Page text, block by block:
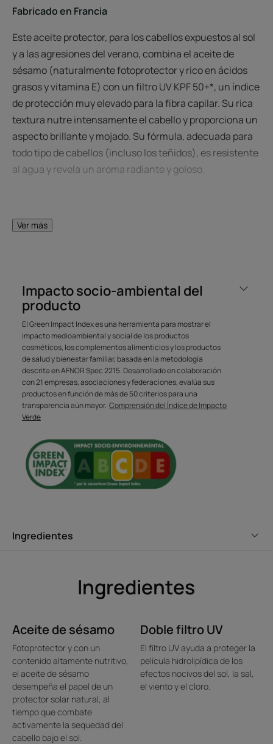
Fabricado en Francia
Este aceite protector, para los cabellos expuestos al sol
y a las agresiones del verano, combina el aceite de
sésamo (naturalmente fotoprotector y rico en ácidos
grasos y vitamina E) con un filtro UV KPF 50+*, un índice
de protección muy elevado para la fibra capilar. Su rica
textura nutre intensamente el cabello y proporciona un
aspecto brillante y mojado. Su fórmula, adecuada para
todo tipo de cabellos (incluso los teñidos), es resistente
al agua y revela un aroma radiante y goloso.
Creado y patentado por René Furterer, el KPF (Keratin
para el cabello.
Beneficios
• Protección solar alta : factor de protección patentado
KPF 50+*.
• Nutrición intensa y acabado brillante : nutre el cabello
durante todo el día, crea un efecto de 'cabello mojado'
brillante y glamuroso.
• Todo tipo de cabello : fórmula adaptada a todo tipo de
cabello, incluso los teñidos.
*El KPF. : El KPF (Keratin Protection Factor) indica el porcentaje de
protección de la queratina, componente esencial del cabello, que aporta
el producto SOLAR para el cabello.
*El KPF. : El KPF (Keratin Protection Factor) indica el porcentaje de
Ver más
Impacto socio-ambiental del
producto
El Green Impact Index es una herramienta para mostrar el
impacto medioambiental y social de los productos
cosméticos, los complementos alimenticios y los productos
de salud y bienestar familiar, basada en la metodología
descrita en AFNOR Spec 2215. Desarrollado en colaboración
con 21 empresas, asociaciones y federaciones, evalúa sus
productos en función de más de 50 criterios para una
transparencia aún mayor. Comprensión del Índice de Impacto
Verde
Ingredientes
Ingredientes
Aceite de sésamo
Fotoprotector y con un
contenido altamente nutritivo,
el aceite de sésamo
desempeña el papel de un
protector solar natural, al
tiempo que combate
activamente la sequedad del
cabello bajo el sol.
Doble filtro UV
El filtro UV ayuda a proteger la
película hidrolipídica de los
efectos nocivos del sol, la sal,
el viento y el cloro.